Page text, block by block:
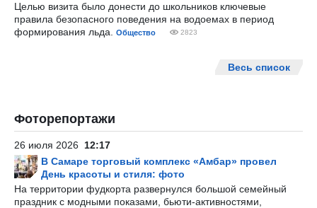
Целью визита было донести до школьников ключевые
правила безопасного поведения на водоемах в период
формирования льда.
Общество 2823
Весь список
Фоторепортажи
26 июля 2026 12:17
В Самаре торговый комплекс «Амбар» провел
День красоты и стиля: фото
На территории фудкорта развернулся большой семейный
праздник с модными показами, бьюти-активностями,